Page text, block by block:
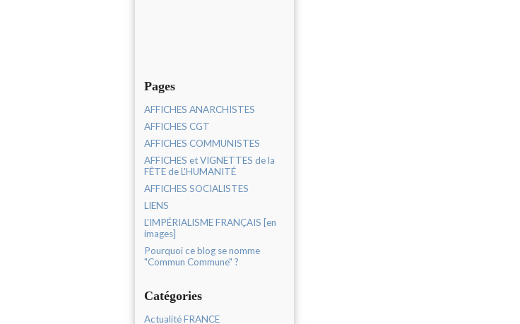
Pages
AFFICHES ANARCHISTES
AFFICHES CGT
AFFICHES COMMUNISTES
AFFICHES et VIGNETTES de la
FÊTE de L'HUMANITÉ
AFFICHES SOCIALISTES
LIENS
L'IMPÉRIALISME FRANÇAIS [en
images]
Pourquoi ce blog se nomme
"Commun Commune" ?
Catégories
Actualité FRANCE